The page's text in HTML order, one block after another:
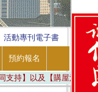
活動專刊電子書
預約報名
持】以及【購屋消費者